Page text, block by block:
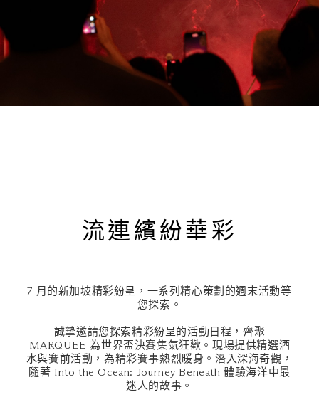
流連繽紛華彩
7 月的新加坡精彩紛呈，一系列精心策劃的週末活動等
您探索。
誠摯邀請您探索精彩紛呈的活動日程，齊聚
MARQUEE 為世界盃決賽集氣狂歡。現場提供精選酒
水與賽前活動，為精彩賽事熱烈暖身。潛入深海奇觀，
隨著 Into the Ocean: Journey Beneath 體驗海洋中最
迷人的故事。